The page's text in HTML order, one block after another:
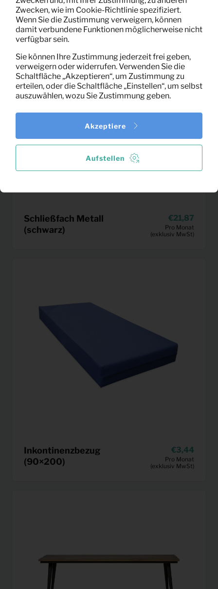
(exklusiv MwSt)
Schließfach Metall
(schwarz)
21,87
Pro Monat
(exklusiv MwSt)
Inkontinenzbezug
(90×200)
3,44
Pro Monat
(exklusiv MwSt)
Zwecken, wie im Cookie-Richtlinie spezifiziert.
Wenn Sie die Zustimmung verweigern, können
damit verbundene Funktionen möglicherweise nicht
verfügbar sein.
Sie können Ihre Zustimmung jederzeit frei geben,
verweigern oder widerrufen. Verwenden Sie die
Schaltfläche „Akzeptieren“, um Zustimmung zu
erteilen, oder die Schaltfläche „Einstellen“, um selbst
auszuwählen, wozu Sie Zustimmung geben.
Aufstellen
Akzeptiere